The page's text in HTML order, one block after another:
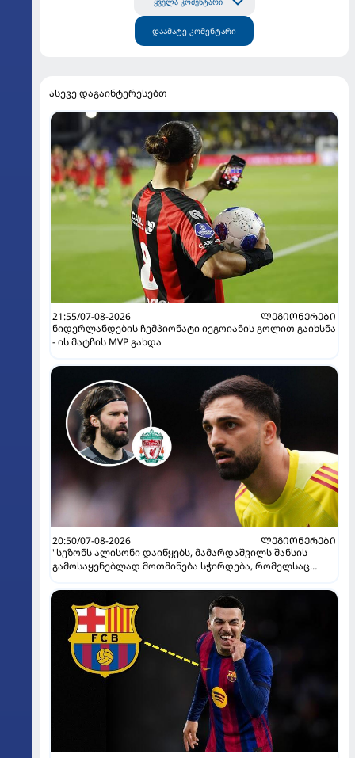
დაამატე კომენტარი
ასევე დაგაინტერესებთ
21:55/07-08-2026
ᲚᲔᲒᲘᲝᲜᲔᲠᲔᲑᲘ
ნიდერლანდების ჩემპიონატი იეგოიანის გოლით გაიხსნა
- ის მატჩის MVP გახდა
20:50/07-08-2026
ᲚᲔᲒᲘᲝᲜᲔᲠᲔᲑᲘ
"სეზონს ალისონი დაიწყებს, მამარდაშვილს შანსის
გამოსაყენებლად მოთმინება სჭირდება, რომელსაც
მეკარემ